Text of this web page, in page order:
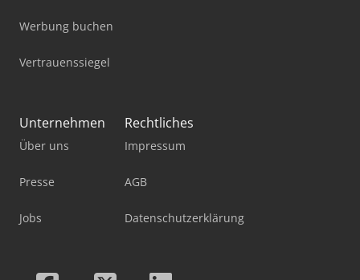
Werbung buchen
Vertrauenssiegel
Unternehmen
Über uns
Presse
Jobs
Rechtliches
Impressum
AGB
Datenschutzerklärung